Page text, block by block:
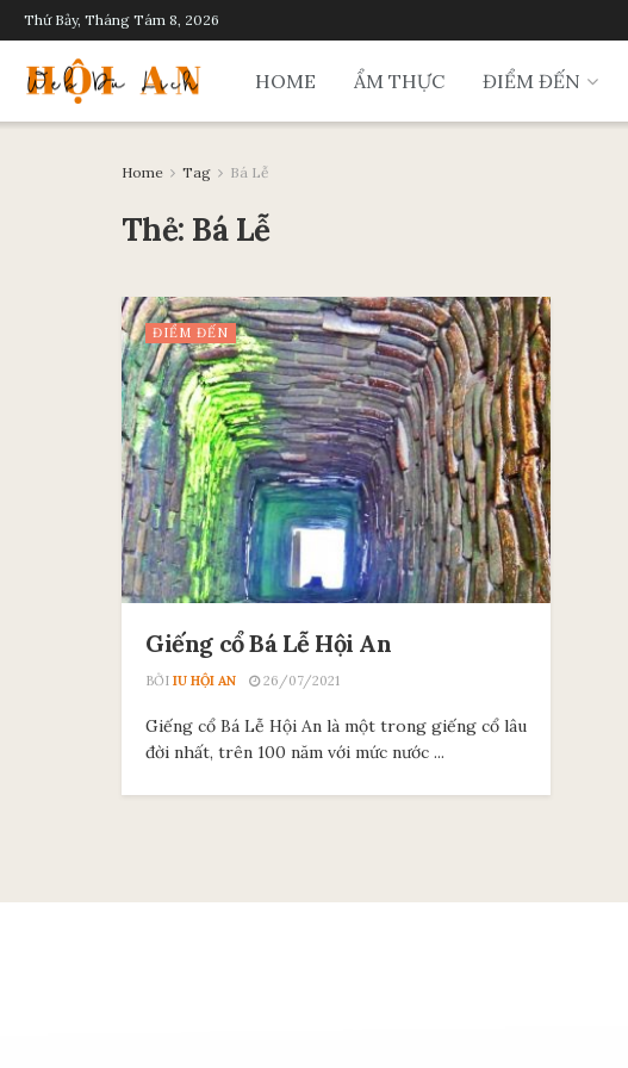
Thứ Bảy, Tháng Tám 8, 2026
HOME ẨM THỰC ĐIỂM ĐẾN
Home Tag Bá Lễ
Thẻ: Bá Lễ
ĐIỂM ĐẾN
Giếng cổ Bá Lễ Hội An
BỞI IU HỘI AN 26/07/2021
Giếng cổ Bá Lễ Hội An là một trong giếng cổ lâu
đời nhất, trên 100 năm với mức nước ...